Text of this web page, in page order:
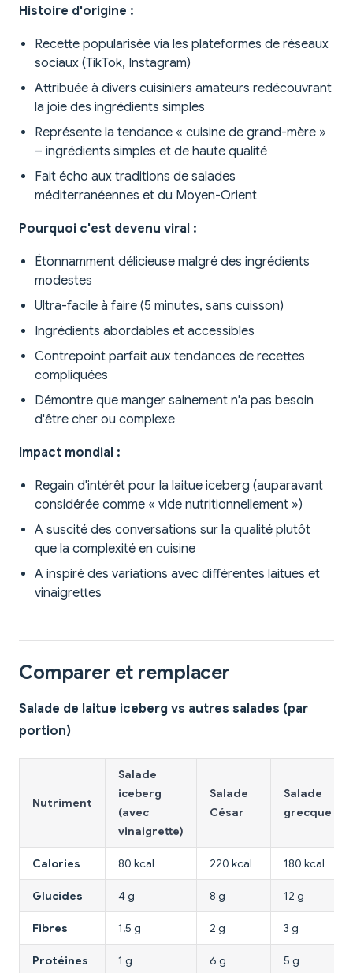
Histoire d'origine :
Recette popularisée via les plateformes de réseaux
sociaux (TikTok, Instagram)
Attribuée à divers cuisiniers amateurs redécouvrant
la joie des ingrédients simples
Représente la tendance « cuisine de grand-mère »
– ingrédients simples et de haute qualité
Fait écho aux traditions de salades
méditerranéennes et du Moyen-Orient
Pourquoi c'est devenu viral :
Étonnamment délicieuse malgré des ingrédients
modestes
Ultra-facile à faire (5 minutes, sans cuisson)
Ingrédients abordables et accessibles
Contrepoint parfait aux tendances de recettes
compliquées
Démontre que manger sainement n'a pas besoin
d'être cher ou complexe
Impact mondial :
Regain d'intérêt pour la laitue iceberg (auparavant
considérée comme « vide nutritionnellement »)
A suscité des conversations sur la qualité plutôt
que la complexité en cuisine
A inspiré des variations avec différentes laitues et
vinaigrettes
Comparer et remplacer
Salade de laitue iceberg vs autres salades (par
portion)
Nutriment
Salade
iceberg
(avec
vinaigrette)
Salade
César
Salade
grecque
Calories 80 kcal 220 kcal 180 kcal
Glucides 4 g 8 g 12 g
Fibres 1,5 g 2 g 3 g
Protéines 1 g 6 g 5 g